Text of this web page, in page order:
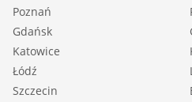
Poznań
Gdańsk
Katowice
Łódź
Szczecin